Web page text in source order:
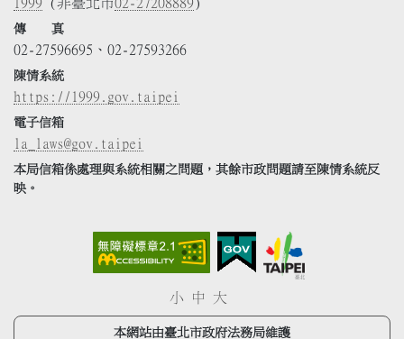
1999 (非臺北市02-27208889)
傳 真
02-27596695、02-27593266
陳情系統
https://1999.gov.taipei
電子信箱
la_laws@gov.taipei
本局信箱係處理與系統相關之問題，其餘市政問題請至陳情系統反
映。
小 中 大
本網站由臺北市政府法務局維護